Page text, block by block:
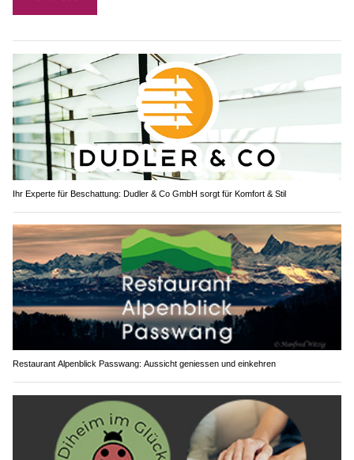
Ihr Experte für Beschattung: Dudler & Co GmbH sorgt für Komfort & Stil
Restaurant Alpenblick Passwang: Aussicht geniessen und einkehren